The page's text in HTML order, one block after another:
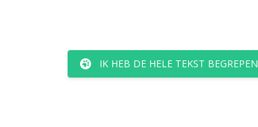
IK HEB DE HELE TEKST BEGREPEN